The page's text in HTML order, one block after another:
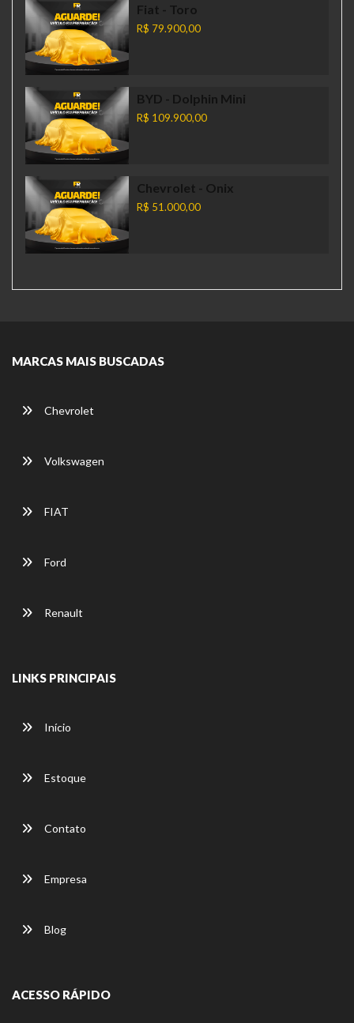
Fiat - Toro
R$ 79.900,00
BYD - Dolphin Mini
R$ 109.900,00
Chevrolet - Onix
R$ 51.000,00
MARCAS MAIS BUSCADAS
Chevrolet
Volkswagen
FIAT
Ford
Renault
LINKS PRINCIPAIS
Início
Estoque
Contato
Empresa
Blog
ACESSO RÁPIDO